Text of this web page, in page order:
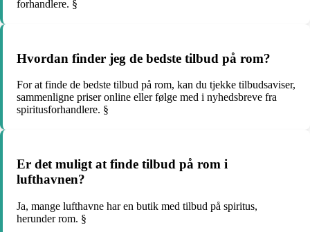
forhandlere. §
Hvordan finder jeg de bedste tilbud på rom?
For at finde de bedste tilbud på rom, kan du tjekke tilbudsaviser,
sammenligne priser online eller følge med i nyhedsbreve fra
spiritusforhandlere. §
Er det muligt at finde tilbud på rom i
lufthavnen?
Ja, mange lufthavne har en butik med tilbud på spiritus,
herunder rom. §